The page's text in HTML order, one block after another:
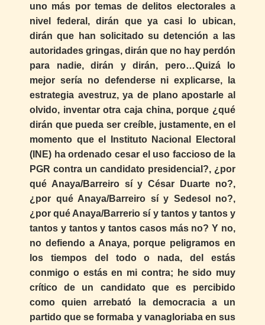
uno más por temas de delitos electorales a
nivel federal, dirán que ya casi lo ubican,
dirán que han solicitado su detención a las
autoridades gringas, dirán que no hay perdón
para nadie, dirán y dirán, pero…Quizá lo
mejor sería no defenderse ni explicarse, la
estrategia avestruz, ya de plano apostarle al
olvido, inventar otra caja china, porque ¿qué
dirán que pueda ser creíble, justamente, en el
momento que el Instituto Nacional Electoral
(INE) ha ordenado cesar el uso faccioso de la
PGR contra un candidato presidencial?, ¿por
qué Anaya/Barreiro sí y César Duarte no?,
¿por qué Anaya/Barreiro sí y Sedesol no?,
¿por qué Anaya/Barrerio sí y tantos y tantos y
tantos y tantos y tantos casos más no? Y no,
no defiendo a Anaya, porque peligramos en
los tiempos del todo o nada, del estás
conmigo o estás en mi contra; he sido muy
crítico de un candidato que es percibido
como quien arrebató la democracia a un
partido que se formaba y vanagloriaba en sus